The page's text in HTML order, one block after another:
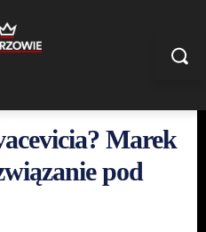
Marek
pod